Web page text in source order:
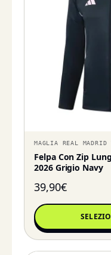
MAGLIA REAL MADRID
Felpa Con Zip
2026 Grigio Navy
39,90€